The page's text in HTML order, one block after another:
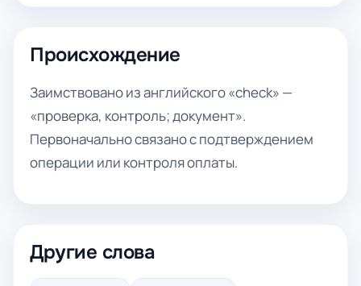
Происхождение
Заимствовано из английского «check» —
«проверка, контроль; документ».
Первоначально связано с подтверждением
операции или контроля оплаты.
Другие слова